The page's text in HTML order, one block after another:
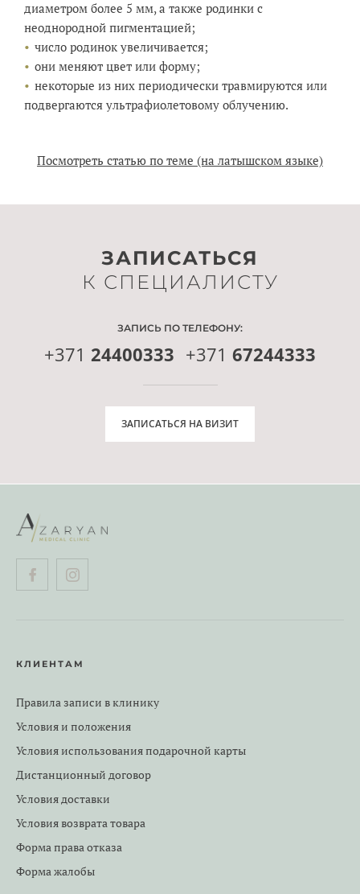
диаметром более 5 мм, а также родинки с
неоднородной пигментацией;
число родинок увеличивается;
они меняют цвет или форму;
некоторые из них периодически травмируются или
подвергаются ультрафиолетовому облучению.
Посмотреть статью по теме (на латышском языке)
ЗАПИСАТЬСЯ
К СПЕЦИАЛИСТУ
ЗАПИСЬ ПО ТЕЛЕФОНУ:
+371 24400333 +371 67244333
ЗАПИСАТЬСЯ НА ВИЗИТ
КЛИЕНТАМ
Правила записи в клинику
Условия и положения
Условия использования подарочной карты
Дистанционный договор
Условия доставки
Условия возврата товара
Форма права отказа
Форма жалобы